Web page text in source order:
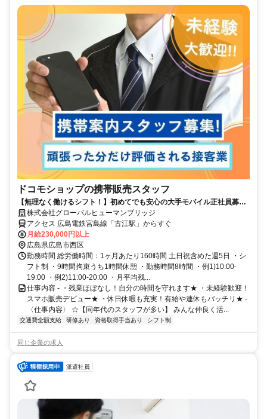
ドコモショップの携帯販売スタッフ
【無理なく働けるシフト！】初めてでも安心の大手モバイル正社員募集
★充実の福利厚生＆手厚い研修で抜群◎
株式会社グローバルヒューマンブリッジ
アクセス 広島電鉄宮島線「古江駅」からすぐ
月給230,000円以上
広島県広島市西区
勤務時間 総労働時間：1ヶ月あたり160時間 土日祝含めた週5日 ・シ
フト制 ・9時間拘束うち1時間休憩 ・勤務時間8時間 ・例1)10:00-
19:00 ・例2)11:00-20:00 ・月平均残...
仕事内容 - ・残業ほぼなし！自分の時間を守れます★ ・未経験歓迎！
スマホ販売デビュー★ ・休日休暇も充実！有給や連休もバッチリ★ -
〈仕事内容〉 ☆【同年代のスタッフが多い】 みんな仲良く活...
交通費全額支給 研修あり 資格取得手当あり シフト制
同じ企業の求人
派遣社員